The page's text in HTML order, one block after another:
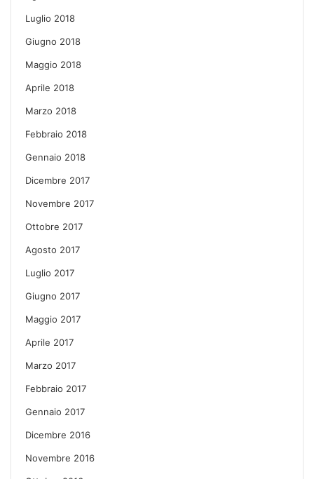
Luglio 2018
Giugno 2018
Maggio 2018
Aprile 2018
Marzo 2018
Febbraio 2018
Gennaio 2018
Dicembre 2017
Novembre 2017
Ottobre 2017
Agosto 2017
Luglio 2017
Giugno 2017
Maggio 2017
Aprile 2017
Marzo 2017
Febbraio 2017
Gennaio 2017
Dicembre 2016
Novembre 2016